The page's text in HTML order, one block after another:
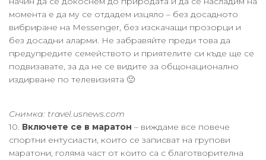
момента е да му се отдадем изцяло – без досадното
вибриране на Messеnger, без изскачащи прозорци и
без досадни аларми. Не забравяйте преди това да
предупредите семейството и приятелите си къде ще се
подвизавате, за да не се видите за общонационално
издирване по телевизията 🙂
Снимка: travel.usnews.com
10. Включете се в маратон – виждаме все повече
спортни ентусиасти, които се записват на групови
маратони, голяма част от които са с благотворителна